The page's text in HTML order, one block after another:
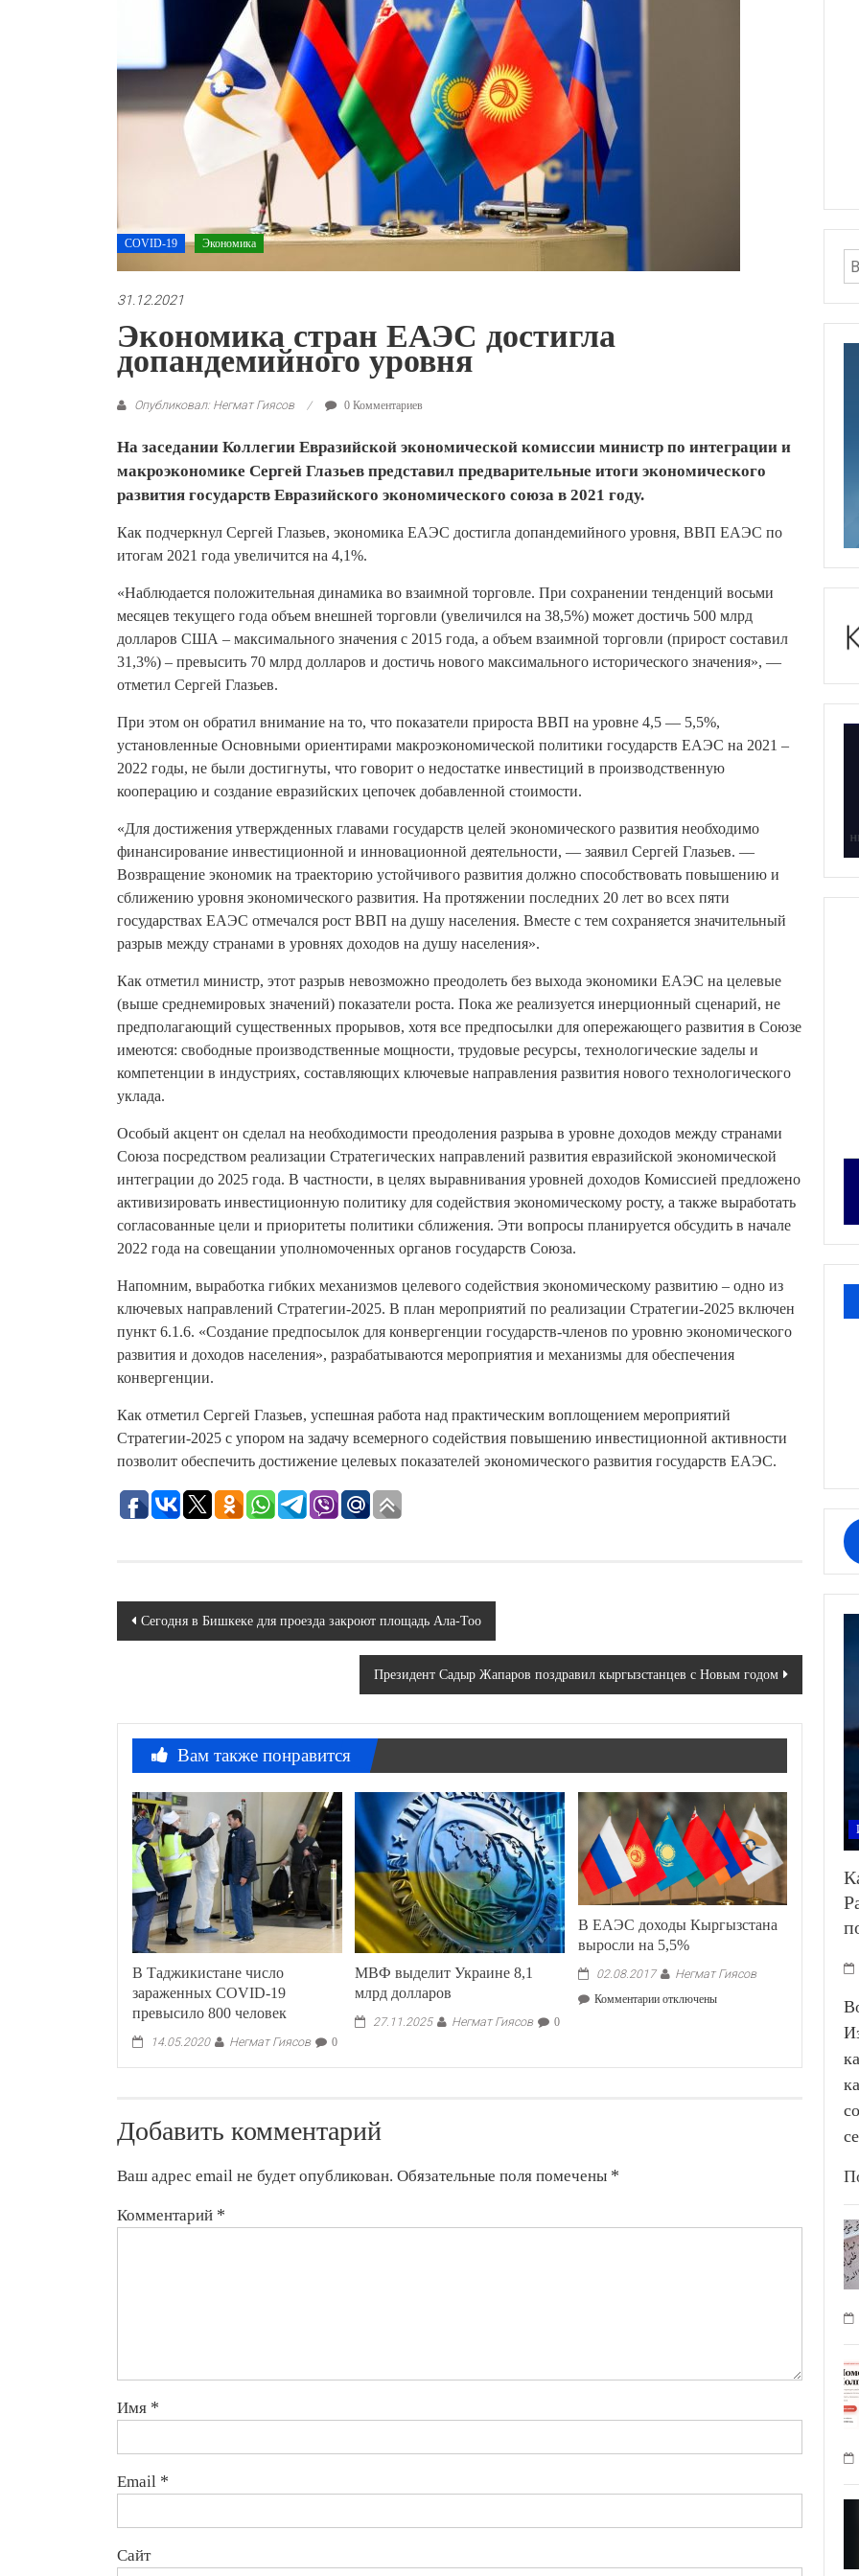
COVID-19 Экономика
31.12.2021
Экономика стран ЕАЭС достигла
допандемийного уровня
Опубликовал: Негмат Гиясов 0 Комментариев
На заседании Коллегии Евразийской экономической комиссии министр по интеграции и
макроэкономике Сергей Глазьев представил предварительные итоги экономического
развития государств Евразийского экономического союза в 2021 году.
Как подчеркнул Сергей Глазьев, экономика ЕАЭС достигла допандемийного уровня, ВВП ЕАЭС по
итогам 2021 года увеличится на 4,1%.
«Наблюдается положительная динамика во взаимной торговле. При сохранении тенденций восьми
месяцев текущего года объем внешней торговли (увеличился на 38,5%) может достичь 500 млрд
долларов США – максимального значения с 2015 года, а объем взаимной торговли (прирост составил
31,3%) – превысить 70 млрд долларов и достичь нового максимального исторического значения», —
отметил Сергей Глазьев.
При этом он обратил внимание на то, что показатели прироста ВВП на уровне 4,5 — 5,5%,
установленные Основными ориентирами макроэкономической политики государств ЕАЭС на 2021 –
2022 годы, не были достигнуты, что говорит о недостатке инвестиций в производственную
кооперацию и создание евразийских цепочек добавленной стоимости.
«Для достижения утвержденных главами государств целей экономического развития необходимо
финансирование инвестиционной и инновационной деятельности, — заявил Сергей Глазьев. —
Возвращение экономик на траекторию устойчивого развития должно способствовать повышению и
сближению уровня экономического развития. На протяжении последних 20 лет во всех пяти
государствах ЕАЭС отмечался рост ВВП на душу населения. Вместе с тем сохраняется значительный
разрыв между странами в уровнях доходов на душу населения».
Как отметил министр, этот разрыв невозможно преодолеть без выхода экономики ЕАЭС на целевые
(выше среднемировых значений) показатели роста. Пока же реализуется инерционный сценарий, не
предполагающий существенных прорывов, хотя все предпосылки для опережающего развития в Союзе
имеются: свободные производственные мощности, трудовые ресурсы, технологические заделы и
компетенции в индустриях, составляющих ключевые направления развития нового технологического
уклада.
Особый акцент он сделал на необходимости преодоления разрыва в уровне доходов между странами
Союза посредством реализации Стратегических направлений развития евразийской экономической
интеграции до 2025 года. В частности, в целях выравнивания уровней доходов Комиссией предложено
активизировать инвестиционную политику для содействия экономическому росту, а также выработать
согласованные цели и приоритеты политики сближения. Эти вопросы планируется обсудить в начале
2022 года на совещании уполномоченных органов государств Союза.
Напомним, выработка гибких механизмов целевого содействия экономическому развитию – одно из
ключевых направлений Стратегии-2025. В план мероприятий по реализации Стратегии-2025 включен
пункт 6.1.6. «Создание предпосылок для конвергенции государств-членов по уровню экономического
развития и доходов населения», разрабатываются мероприятия и механизмы для обеспечения
конвергенции.
Как отметил Сергей Глазьев, успешная работа над практическим воплощением мероприятий
Стратегии-2025 с упором на задачу всемерного содействия повышению инвестиционной активности
позволит обеспечить достижение целевых показателей экономического развития государств ЕАЭС.
Навигация
Сегодня в Бишкеке для проезда закроют площадь Ала-Тоо
Президент Садыр Жапаров поздравил кыргызстанцев с Новым годом
Вам также понравится
В Таджикистане число
зараженных COVID-19
превысило 800 человек
14.05.2020 Негмат Гиясов 0
МВФ выделит Украине 8,1
млрд долларов
27.11.2025 Негмат Гиясов 0
В ЕАЭС доходы Кыргызстана
выросли на 5,5%
02.08.2017 Негмат Гиясов
Комментариик
доходы
отключены
Добавить комментарий
Ваш адрес email не будет опубликован. Обязательные поля помечены *
Комментарий *
Имя *
Email *
Сайт